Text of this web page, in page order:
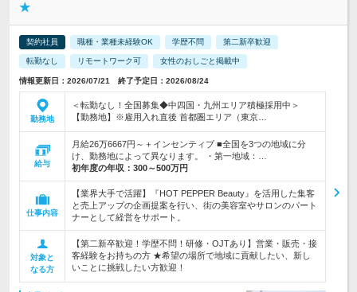
★
契約社員 職種・業種未経験OK 学歴不問 第二新卒歓迎
転勤なし リモートワーク可 女性のおしごと掲載中
情報更新日：2026/07/21 終了予定日：2026/08/24
勤務地
＜転勤なし！全国募集◆中四国・九州エリア積極採用中＞
【勤務地】※雇用入れ直後 首都圏エリア（東京…
給与
月給26万6667円～＋インセンティブ ■全国を3つの地域に分
け、勤務地によって異なります。 ・第一地域：…
初年度の年収： 300～500万円
仕事内容
【業界大手で活躍】『HOT PEPPER Beauty』を活用した集客
と売上アップの企画提案を行い、街の美容室やサロンのパート
ナーとして経営をサポート。
対象と
なる方
【第二新卒歓迎！学歴不問！研修・OJTあり】営業・販売・接
客経験をお持ちの方 ★希望の場所で地域に貢献したい、新し
いことに挑戦したい方歓迎！